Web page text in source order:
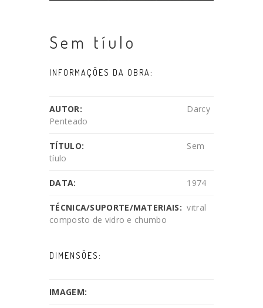
Sem tíulo
INFORMAÇÕES DA OBRA:
AUTOR:
Darcy
Penteado
TÍTULO:
Sem
tíulo
DATA: 1974
TÉCNICA/SUPORTE/MATERIAIS: vitral
composto de vidro e chumbo
DIMENSÕES:
IMAGEM: